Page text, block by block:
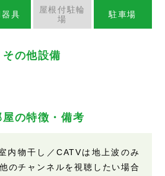
器具
屋根付駐輪
場
駐車場
その他設備
屋の特徴・備考
内物干し／CATVは地上波のみ
のチャンネルを視聴したい場合